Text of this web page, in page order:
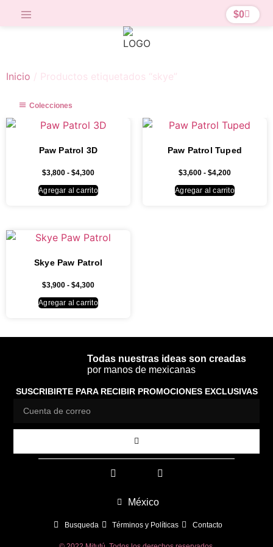
$0
Inicio / Productos etiquetados “skye”
Colecciones
Paw Patrol 3D
$3,800 - $4,300
Agregar al carrito
Paw Patrol Tuped
$3,600 - $4,200
Agregar al carrito
Skye Paw Patrol
$3,900 - $4,300
Agregar al carrito
Todas nuestras ideas son creadas
por manos de mexicanas
SUSCRIBIRTE PARA RECIBIR PROMOCIONES EXCLUSIVAS
México
Busqueda Términos y Políticas Contacto